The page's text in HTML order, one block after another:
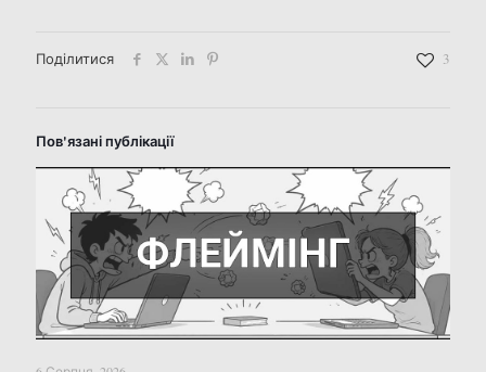
Поділитися 3
Пов'язані публікації